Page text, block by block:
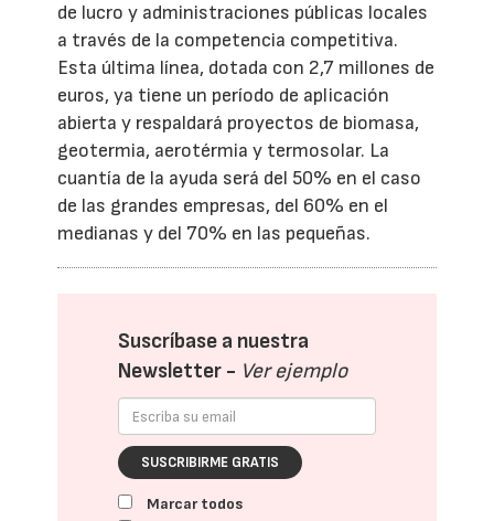
de lucro y administraciones públicas locales
a través de la competencia competitiva.
Esta última línea, dotada con 2,7 millones de
euros, ya tiene un período de aplicación
abierta y respaldará proyectos de biomasa,
geotermia, aerotérmia y termosolar. La
cuantía de la ayuda será del 50% en el caso
de las grandes empresas, del 60% en el
medianas y del 70% en las pequeñas.
Suscríbase a nuestra
Newsletter - Ver ejemplo
SUSCRIBIRME GRATIS
Marcar todos